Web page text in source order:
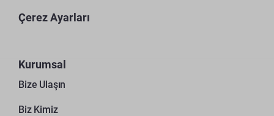
Çerez Ayarları
Kurumsal
Bize Ulaşın
Biz Kimiz